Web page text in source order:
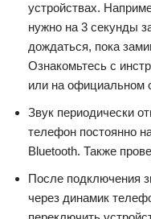
устройствах.
нужно на 3 секунды
дождаться, пока
Ознакомьтесь с
или на официальном
Звук периодически
телефон постоянно
Bluetooth. Также
После подключения
через динамик